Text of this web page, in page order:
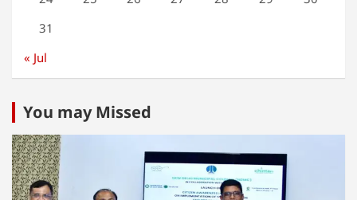
31
« Jul
You may Missed